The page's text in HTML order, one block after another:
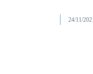
24/11/